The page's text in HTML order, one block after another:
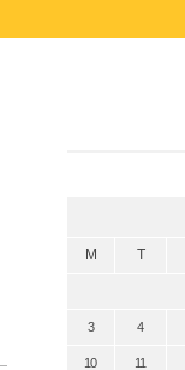
M T
3 4
10 11